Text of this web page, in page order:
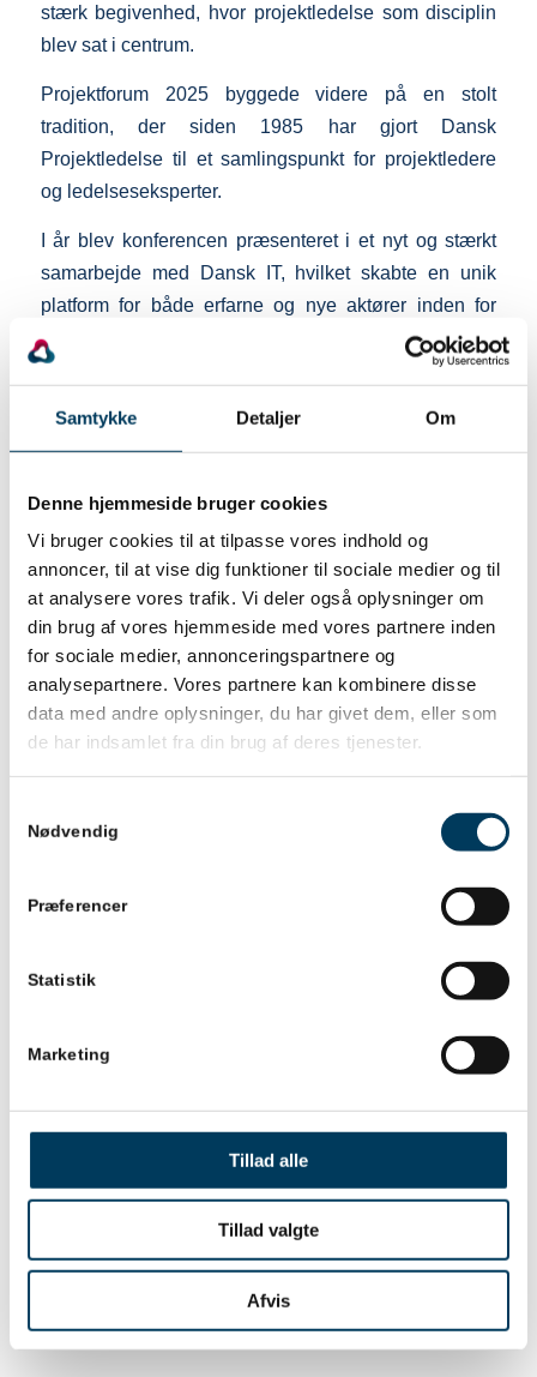
Samtykke Detaljer Om
Denne hjemmeside bruger cookies
Vi bruger cookies til at tilpasse vores indhold og
annoncer, til at vise dig funktioner til sociale medier og til
at analysere vores trafik. Vi deler også oplysninger om
din brug af vores hjemmeside med vores partnere inden
for sociale medier, annonceringspartnere og
analysepartnere. Vores partnere kan kombinere disse
data med andre oplysninger, du har givet dem, eller som
de har indsamlet fra din brug af deres tjenester.
Nødvendig
Præferencer
Statistik
Marketing
Tillad alle
Tillad valgte
Afvis
stærk begivenhed, hvor projektledelse som disciplin
blev sat i centrum.
Projektforum 2025 byggede videre på en stolt
tradition, der siden 1985 har gjort Dansk
Projektledelse til et samlingspunkt for projektledere
og ledelseseksperter.
I år blev konferencen præsenteret i et nyt og stærkt
samarbejde med Dansk IT, hvilket skabte en unik
platform for både erfarne og nye aktører inden for
projektledelse.
Konferencen bød på et bredt program med
inspirerende keynotes, praksisnære cases og
involverende workshops. Deltagerne fik mulighed for
gevinstrealisering, projektmodeller og optimering af
projektledelse med kunstig intelligens.
Judith Parus, formand for Dansk Projektledelse,
udtaler:
Jeg er utrolig stolt over, at vi i Dansk
Projektledelse er lykkedes med at skabe en
konference og et forum, hvor vi i fællesskab kan
er et stort engagement og behov for faglig
fordybelse, netværk og inspiration blandt
Dansk Projektledelse takker alle deltagere,
oplægsholdere og samarbejdspartnere for at være
med til at gøre Projektforum 2025 til en succes.
Læs en grundig nedtakt fra Projektforum i det
kommende DPL-magasin og se højdepunkter fra